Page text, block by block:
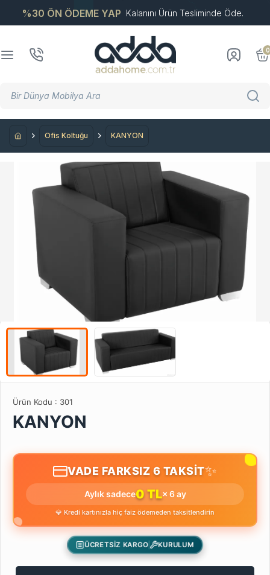
%30 ÖN ÖDEME YAP Kalanını Ürün Tesliminde Öde.
0
Ofis Koltuğu KANYON
Ürün Kodu : 301
KANYON
VADE FARKSIZ 6 TAKSİT✨
Aylık sadece0 TL× 6 ay
💎 Kredi kartınızla hiç faiz ödemeden taksitlendirin
ÜCRETSİZ KARGO KURULUM